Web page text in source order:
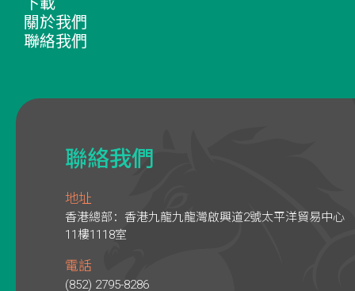
關於我們
聯絡我們
聯絡我們
地址
香港總部：香港九龍九龍灣啟興道2號太平洋貿易中心
11樓1118室
電話
(852) 2795-8286